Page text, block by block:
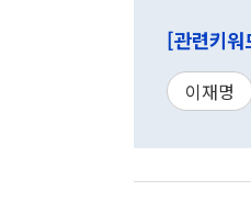
[관련키워
이재명